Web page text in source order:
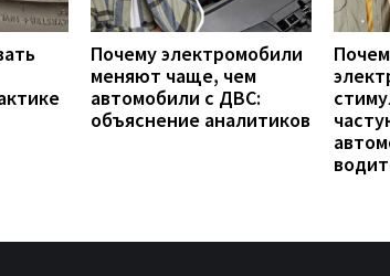
Почему электромобили
меняют чаще, чем
автомобили с ДВС:
объяснение аналитиков